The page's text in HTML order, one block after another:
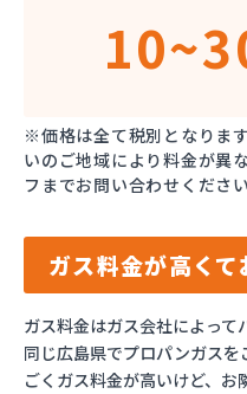
※価格は全て税別となりま
いのご地域により料金が異
フまでお問い合わせください
ガス料金が高く
ガス料金はガス会社によって
同じ広島県でプロパンガス
ごくガス料金が高いけど、